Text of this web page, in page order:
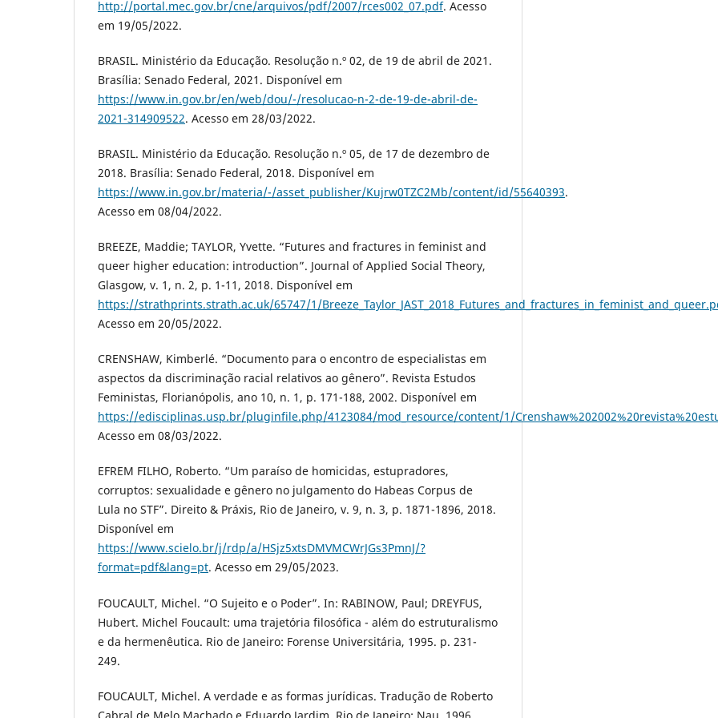
http://portal.mec.gov.br/cne/arquivos/pdf/2007/rces002_07.pdf. Acesso
em 19/05/2022.
BRASIL. Ministério da Educação. Resolução n.º 02, de 19 de abril de 2021.
Brasília: Senado Federal, 2021. Disponível em
https://www.in.gov.br/en/web/dou/-/resolucao-n-2-de-19-de-abril-de-
2021-314909522. Acesso em 28/03/2022.
BRASIL. Ministério da Educação. Resolução n.º 05, de 17 de dezembro de
2018. Brasília: Senado Federal, 2018. Disponível em
https://www.in.gov.br/materia/-/asset_publisher/Kujrw0TZC2Mb/content/id/55640393.
Acesso em 08/04/2022.
BREEZE, Maddie; TAYLOR, Yvette. “Futures and fractures in feminist and
queer higher education: introduction”. Journal of Applied Social Theory,
Glasgow, v. 1, n. 2, p. 1-11, 2018. Disponível em
https://strathprints.strath.ac.uk/65747/1/
Acesso em 20/05/2022.
CRENSHAW, Kimberlé. “Documento para o encontro de especialistas em
aspectos da discriminação racial relativos ao gênero”. Revista Estudos
Feministas, Florianópolis, ano 10, n. 1, p. 171-188, 2002. Disponível em
https://edisciplinas.usp.br/pluginfile.php/4123084/mod_resource/content/1/
Acesso em 08/03/2022.
EFREM FILHO, Roberto. “Um paraíso de homicidas, estupradores,
corruptos: sexualidade e gênero no julgamento do Habeas Corpus de
Lula no STF”. Direito & Práxis, Rio de Janeiro, v. 9, n. 3, p. 1871-1896, 2018.
Disponível em
https://www.scielo.br/j/rdp/a/HSjz5xtsDMVMCWrJGs3PmnJ/?
format=pdf&lang=pt. Acesso em 29/05/2023.
FOUCAULT, Michel. “O Sujeito e o Poder”. In: RABINOW, Paul; DREYFUS,
Hubert. Michel Foucault: uma trajetória filosófica - além do estruturalismo
e da hermenêutica. Rio de Janeiro: Forense Universitária, 1995. p. 231-
249.
FOUCAULT, Michel. A verdade e as formas jurídicas. Tradução de Roberto
Cabral de Melo Machado e Eduardo Jardim. Rio de Janeiro: Nau, 1996.